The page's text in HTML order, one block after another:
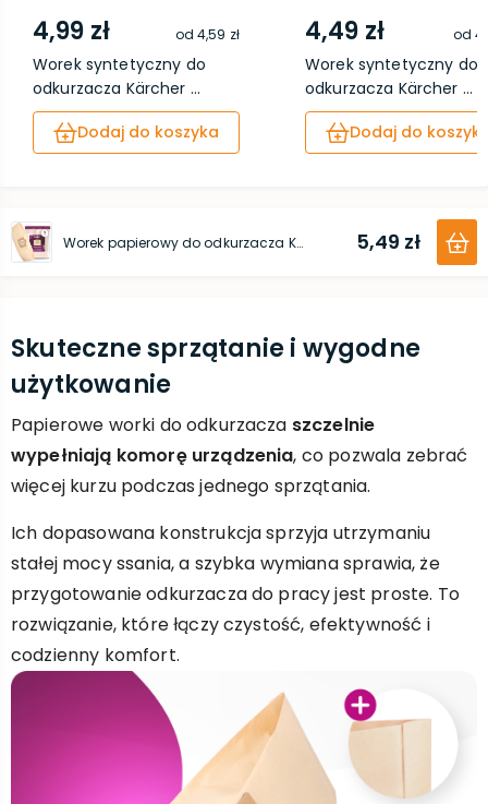
4,99 zł od4,59 zł
Worek syntetyczny do
odkurzacza Kärcher ...
Dodaj do koszyka
4,49 zł od
Worek syntetyczny do
odkurzacza Kärcher ...
Dodaj do
Worek papierowy do odkurzacza Kärcher (WD 3 SE 4001) 5,49 zł
Skuteczne sprzątanie i wygodne
użytkowanie
Papierowe worki do odkurzacza szczelnie
wypełniają komorę urządzenia, co pozwala zebrać
więcej kurzu podczas jednego sprzątania.
Ich dopasowana konstrukcja sprzyja utrzymaniu
stałej mocy ssania, a szybka wymiana sprawia, że
przygotowanie odkurzacza do pracy jest proste. To
rozwiązanie, które łączy czystość, efektywność i
codzienny komfort.